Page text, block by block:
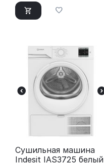
Сушильная машина
Indesit IAS3725 белый